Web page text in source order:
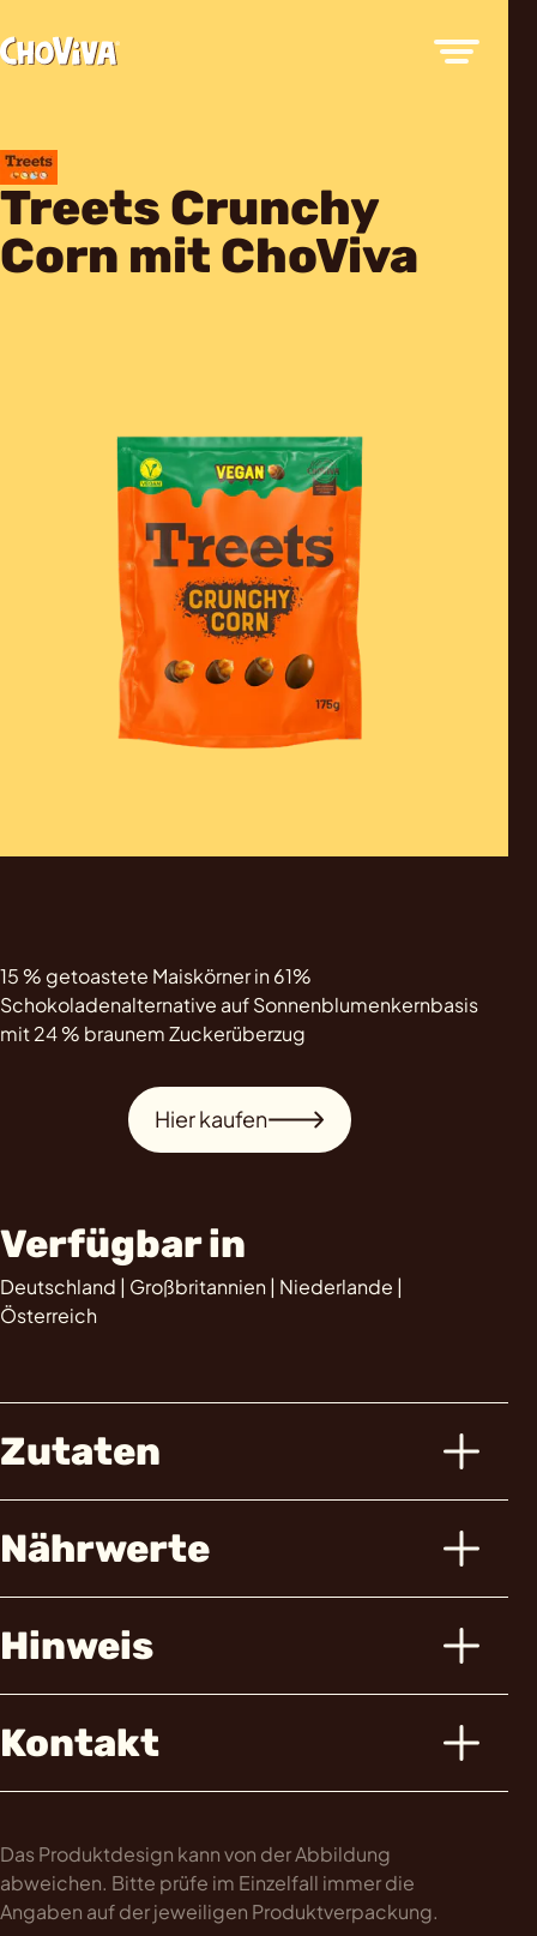
Treets Crunchy
Corn mit ChoViva
15 % getoastete Maiskörner in 61%
Schokoladenalternative auf Sonnenblumenkernbasis
mit 24 % braunem Zuckerüberzug
Hier kaufen
Verfügbar in
Deutschland | Großbritannien | Niederlande |
Österreich
Zutaten
Nährwerte
Hinweis
Kontakt
Das Produktdesign kann von der Abbildung
abweichen. Bitte prüfe im Einzelfall immer die
Angaben auf der jeweiligen Produktverpackung.